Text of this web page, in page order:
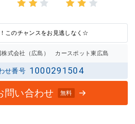
2点の
評価
2点の
評価
このチャンスをお見逃しなく☆
株式会社（広島） カースポット東広島
せ番号 1000291504
問い合わせ 無料